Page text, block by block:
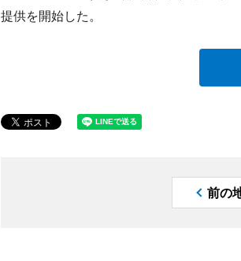
提供を開始した。
前の